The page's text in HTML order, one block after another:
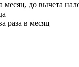
месяц, до вычета
раза в месяц